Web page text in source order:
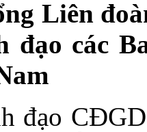
Liên
đạo các
đạo